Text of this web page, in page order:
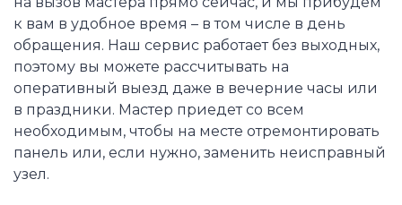
к вам в удобное время – в том числе в день
обращения. Наш сервис работает без выходных,
поэтому вы можете рассчитывать на
оперативный выезд даже в вечерние часы или
в праздники. Мастер приедет со всем
необходимым, чтобы на месте отремонтировать
панель или, если нужно, заменить неисправный
узел.